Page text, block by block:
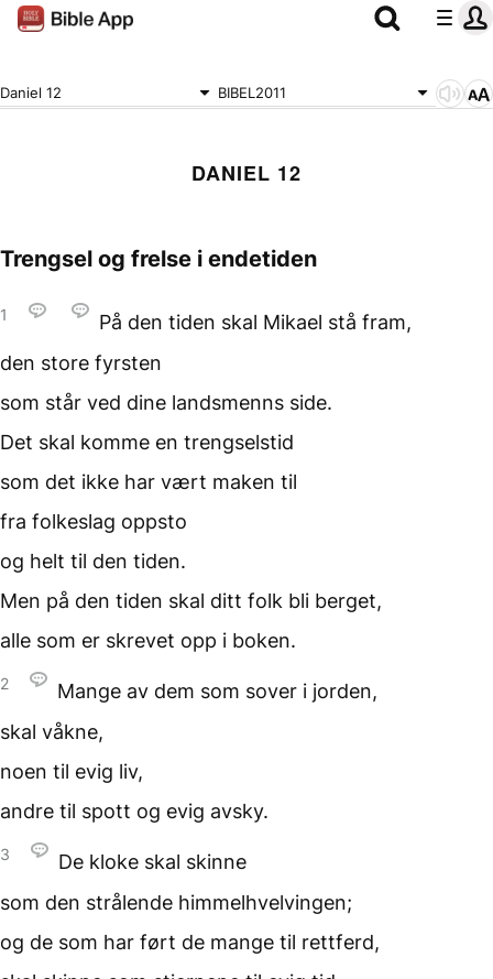
Daniel 12 BIBEL2011
DANIEL 12
Trengsel og frelse i endetiden
1 På den tiden skal Mikael stå fram,
den store fyrsten
som står ved dine landsmenns side.
Det skal komme en trengselstid
som det ikke har vært maken til
fra folkeslag oppsto
og helt til den tiden.
Men på den tiden skal ditt folk bli berget,
alle som er skrevet opp i boken.
2 Mange av dem som sover i jorden,
skal våkne,
noen til evig liv,
andre til spott og evig avsky.
3
De kloke skal skinne
som den strålende himmelhvelvingen;
og de som har ført de mange til rettferd,